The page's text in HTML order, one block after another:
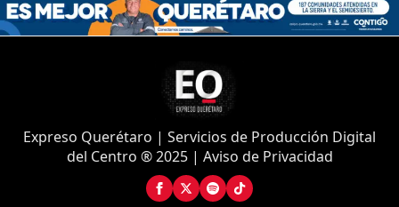
Expreso Querétaro | Servicios de Producción Digital
del Centro ® 2025 | Aviso de Privacidad